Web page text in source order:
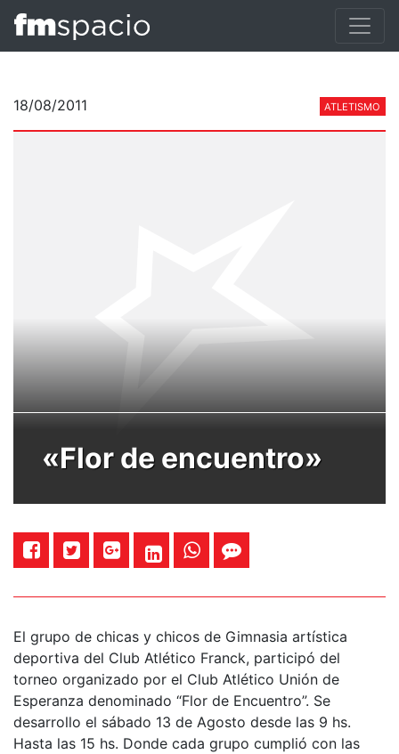
18/08/2011 ATLETISMO
«Flor de encuentro»
El grupo de chicas y chicos de Gimnasia artística
deportiva del Club Atlético Franck, participó del
torneo organizado por el Club Atlético Unión de
Esperanza denominado “Flor de Encuentro”. Se
desarrollo el sábado 13 de Agosto desde las 9 hs.
Hasta las 15 hs. Donde cada grupo cumplió con las